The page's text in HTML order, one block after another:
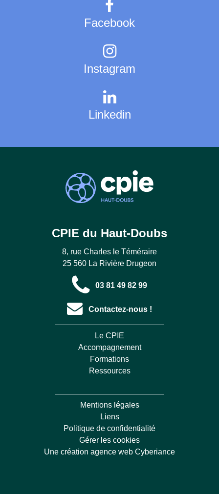
Facebook
Instagram
Linkedin
CPIE du Haut-Doubs
8, rue Charles le Téméraire
25 560 La Rivière Drugeon
03 81 49 82 99
Contactez-nous !
Le CPIE
Accompagnement
Formations
Ressources
Mentions légales
Liens
Politique de confidentialité
Gérer les cookies
Une création agence web Cyberiance